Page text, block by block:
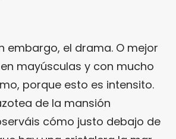
embargo, el drama. O mejor
en mayúsculas y con mucho
porque esto es intensito.
de la mansión
cómo justo debajo de